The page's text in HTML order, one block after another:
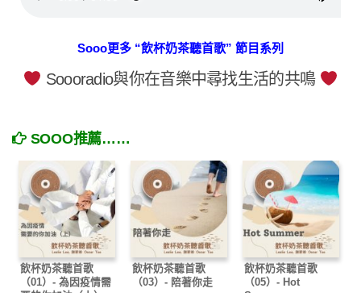
Sooo更多 “飲杯奶茶聽首歌” 節目系列
Soooradio與你在音樂中尋找生活的共鳴
SOOO推薦……
飲杯奶茶聽首歌
（01）- 為因疫情需
要的你加油（上）
飲杯奶茶聽首歌
（03）- 陪著你走
飲杯奶茶聽首歌
（05）- Hot
Summer